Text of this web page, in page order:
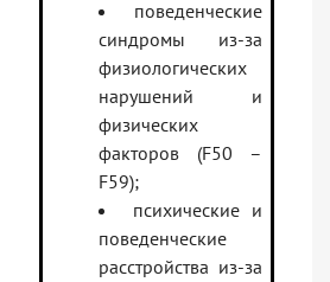
поведенческие
синдромы из-за
физиологических
нарушений и
физических
факторов (F50 –
F59);
психические и
поведенческие
расстройства из-за